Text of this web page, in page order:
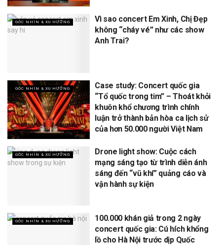
GÓC NHÌN & XU HƯỚNG
Vì sao concert Em Xinh, Chị Đẹp
không “cháy vé” như các show
Anh Trai?
GÓC NHÌN & XU HƯỚNG
Case study: Concert quốc gia
“Tổ quốc trong tim” – Thoát khỏi
khuôn khổ chương trình chính
luận trở thành bản hòa ca lịch sử
của hơn 50.000 người Việt Nam
GÓC NHÌN & XU HƯỚNG
Drone light show: Cuộc cách
mạng sáng tạo từ trình diễn ánh
sáng đến “vũ khí” quảng cáo và
vận hành sự kiện
GÓC NHÌN & XU HƯỚNG
100.000 khán giả trong 2 ngày
concert quốc gia: Cú hích khổng
lồ cho Hà Nội trước dịp Quốc